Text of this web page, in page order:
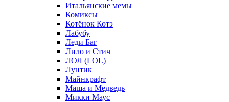
Итальянские мемы
Комиксы
Котёнок Котэ
Лабубу
Леди Баг
Лило и Стич
ЛОЛ (LOL)
Лунтик
Майнкрафт
Маша и Медведь
Микки Маус